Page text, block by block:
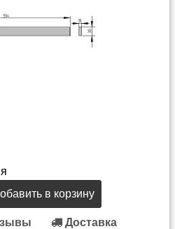
в корзину
Доставка